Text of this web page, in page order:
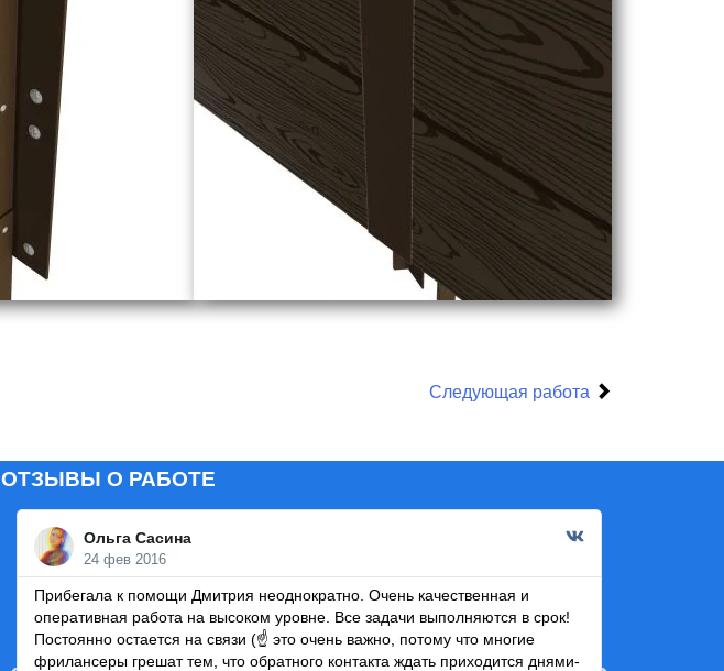
Следующая работа
ОТЗЫВЫ О РАБОТЕ
Ольга Сасина
24 фев 2016
Прибегала к помощи Дмитрия неоднократно. Очень качественная и
оперативная работа на высоком уровне. Все задачи выполняются в срок!
Постоянно остается на связи (☝ это очень важно, потому что многие
фрилансеры грешат тем, что обратного контакта ждать приходится днями-